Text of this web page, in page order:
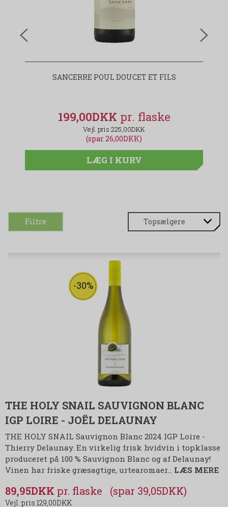
SANCERRE POUL DOUCET ET FILS
199,00DKK
225,00DKK
(spar 26,00DKK)
LÆG I KURV
Filtre
-30%
THE HOLY SNAIL SAUVIGNON BLANC
IGP LOIRE - JOËL DELAUNAY
THE HOLY SNAIL Sauvignon Blanc 2024 IGP Loire -
Thierry Delaunay. En virkelig frisk hvidvin i topklasse
produceret på 100 % Sauvignon Blanc og af Delaunay!
Vinen har friske græsagtige, urtearomaer… LÆS MERE
89,95DKK
129,00DKK
(spar 39,05DKK)